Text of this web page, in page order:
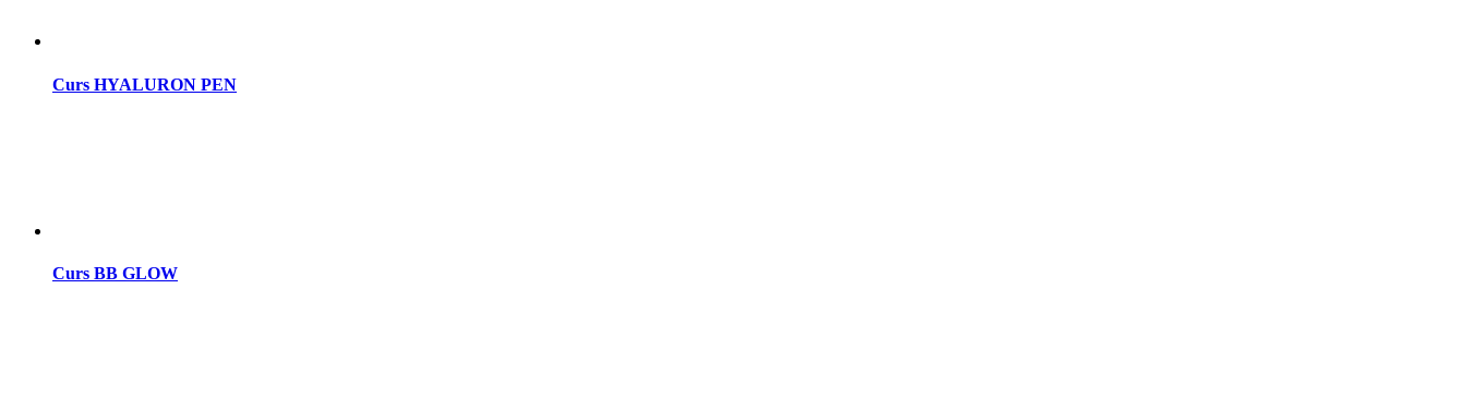
Curs HYALURON PEN
Curs BB GLOW